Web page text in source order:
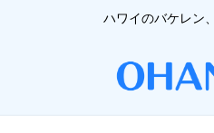
ハワイのバケレン